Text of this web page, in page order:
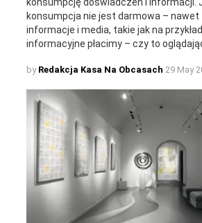
konsumpcja nie jest darmowa –
informacje i media, takie jak na
informacyjne płacimy – czy to
by Redakcja Kasa Na Obcasach 29 May